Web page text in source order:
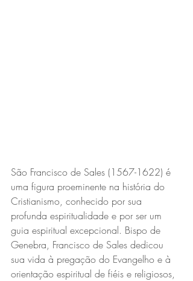
São Francisco de Sales (1567-1622) é
uma figura proeminente na história do
Cristianismo, conhecido por sua
profunda espiritualidade e por ser um
guia espiritual excepcional. Bispo de
Genebra, Francisco de Sales dedicou
sua vida à pregação do Evangelho e à
orientação espiritual de fiéis e religiosos,